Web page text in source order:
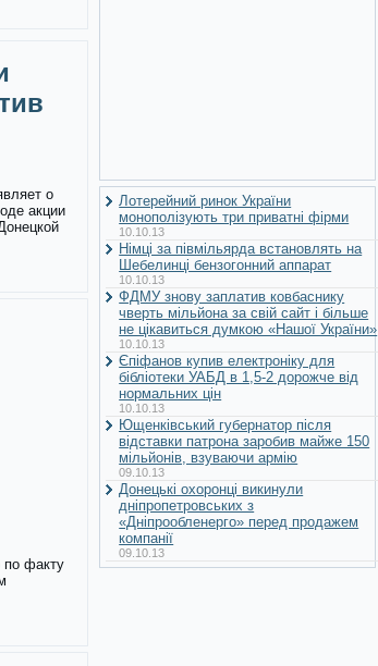
о
акции
по факту
Лотерейний ринок України
монополізують три приватні фірми
10.10.13
Німці за півмільярда встановлять на
Шебелинці бензогонний аппарат
10.10.13
ФДМУ знову заплатив ковбаснику
чверть мільйона за свій сайт і більше
не цікавиться думкою «Нашої України»
10.10.13
Єпіфанов купив електроніку для
бібліотеки УАБД в 1,5-2 дорожче від
нормальних цін
10.10.13
Ющенківський губернатор після
відставки патрона заробив майже 150
мільйонів, взуваючи армію
09.10.13
Донецькі охоронці викинули
дніпропетровських з
«Дніпрообленерго» перед продажем
компанії
09.10.13